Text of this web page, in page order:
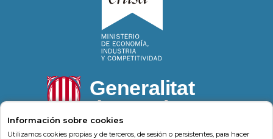
Información sobre cookies
Utilizamos cookies propias y de terceros, de sesión o persistentes, para hacer